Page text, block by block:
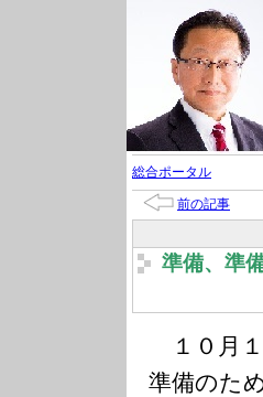
総合ポータル
前の記事
準備、準
１０月
準備のた